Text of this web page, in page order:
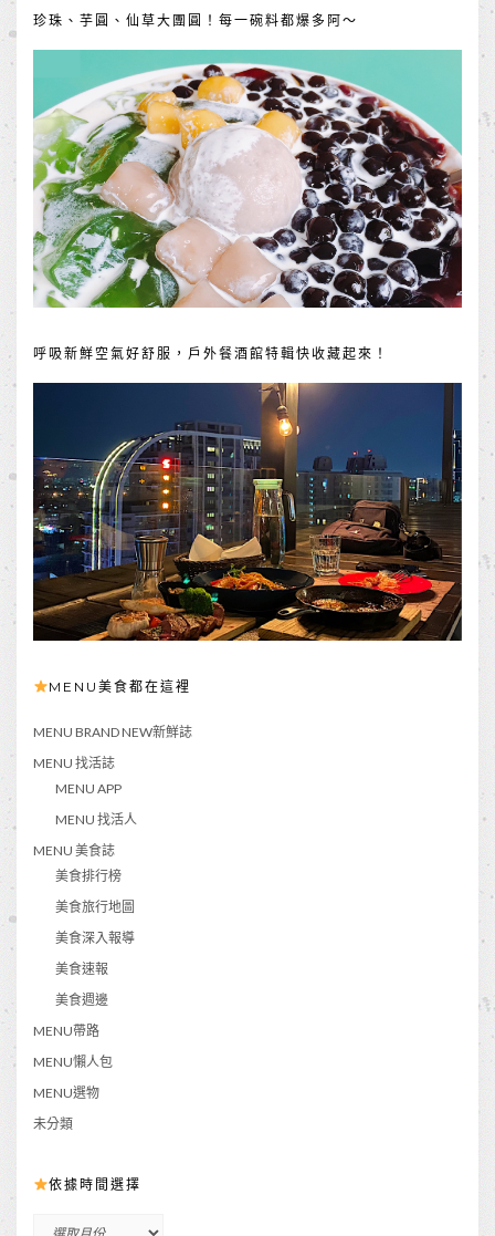
珍珠、芋圓、仙草大團圓！每一碗料都爆多阿～
呼吸新鮮空氣好舒服，戶外餐酒館特輯快收藏起來！
MENU美食都在這裡
MENU BRAND NEW新鮮誌
MENU 找活誌
MENU APP
MENU 找活人
MENU 美食誌
美食排行榜
美食旅行地圖
美食深入報導
美食速報
美食週邊
MENU帶路
MENU懶人包
MENU選物
未分類
依據時間選擇